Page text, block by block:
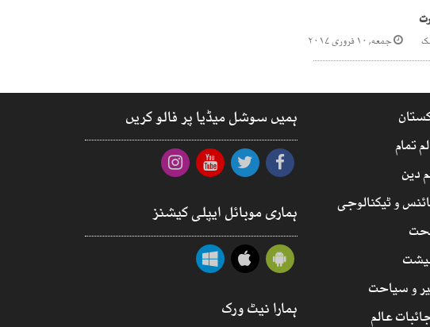
جمعه, ۱۰ فروری ۲۰۱۷
تمام
دین
و ٹیکنالوجی
و سیاحت
عالم
ہمیں سوشل میڈیا پر فالو کریں
ہماری موبائل ایپلی کیشنز
ہمارا نیٹ ورک